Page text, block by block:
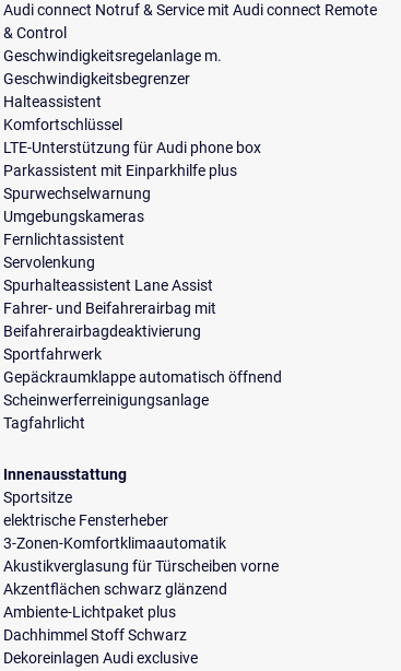
Audi connect Notruf & Service mit Audi connect Remote
& Control
Geschwindigkeitsregelanlage m.
Geschwindigkeitsbegrenzer
Halteassistent
Komfortschlüssel
LTE-Unterstützung für Audi phone box
Parkassistent mit Einparkhilfe plus
Spurwechselwarnung
Umgebungskameras
Fernlichtassistent
Servolenkung
Spurhalteassistent Lane Assist
Fahrer- und Beifahrerairbag mit
Beifahrerairbagdeaktivierung
Sportfahrwerk
Gepäckraumklappe automatisch öffnend
Scheinwerferreinigungsanlage
Tagfahrlicht
Innenausstattung
Sportsitze
elektrische Fensterheber
3-Zonen-Komfortklimaautomatik
Akustikverglasung für Türscheiben vorne
Akzentflächen schwarz glänzend
Ambiente-Lichtpaket plus
Dachhimmel Stoff Schwarz
Dekoreinlagen Audi exclusive